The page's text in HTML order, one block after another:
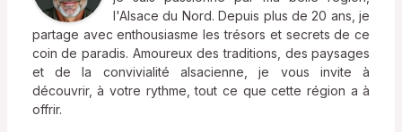
l'Alsace du Nord. Depuis plus de 20 ans, je
partage avec enthousiasme les trésors et secrets de ce
coin de paradis. Amoureux des traditions, des paysages
et de la convivialité alsacienne, je vous invite à
découvrir, à votre rythme, tout ce que cette région a à
offrir.